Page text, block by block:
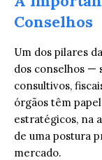
Conselhos
Um dos pilares
dos conselhos —
consultivos,
órgãos têm
estratégicos, na
de uma postura
mercado.